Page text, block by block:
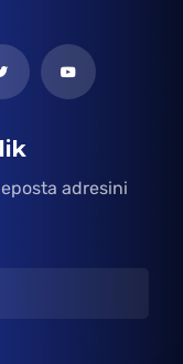
adresini